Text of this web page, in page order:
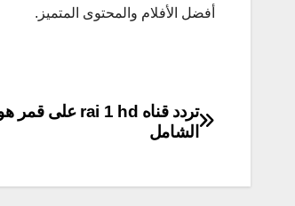
أفضل الأفلام والمحتوى المتميز.
تصفّح
الشامل